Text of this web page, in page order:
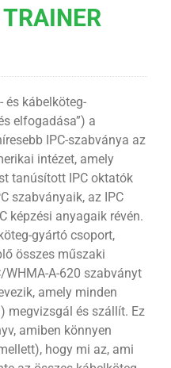
és kábelköteg-
elfogadása”) a
IPC-szabványa az
intézet, amely
tanúsított IPC oktatók
szabványaik, az IPC
képzési anyagaik révén.
gyártó csoport,
összes műszaki
A-620 szabványt
amely minden
megvizsgál és szállít. Ez
amiben könnyen
hogy mi az, ami